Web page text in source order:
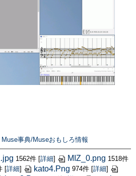
Muse事典/Museおもしろ情報
1562件 [詳細] MIZ_0.png 1518件
[詳細] kato4.Png 974件 [詳細]